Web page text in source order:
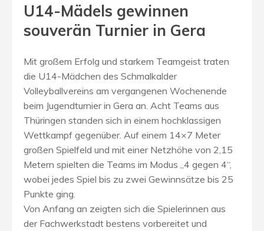
U14-Mädels gewinnen
souverän Turnier in Gera
Mit großem Erfolg und starkem Teamgeist traten
die U14-Mädchen des Schmalkalder
Volleyballvereins am vergangenen Wochenende
beim Jugendturnier in Gera an. Acht Teams aus
Thüringen standen sich in einem hochklassigen
Wettkampf gegenüber. Auf einem 14×7 Meter
großen Spielfeld und mit einer Netzhöhe von 2,15
Metern spielten die Teams im Modus „4 gegen 4“,
wobei jedes Spiel bis zu zwei Gewinnsätze bis 25
Punkte ging.
Von Anfang an zeigten sich die Spielerinnen aus
der Fachwerkstadt bestens vorbereitet und